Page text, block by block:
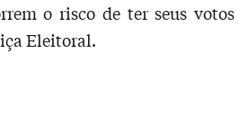
o risco de ter seus votos
Eleitoral.